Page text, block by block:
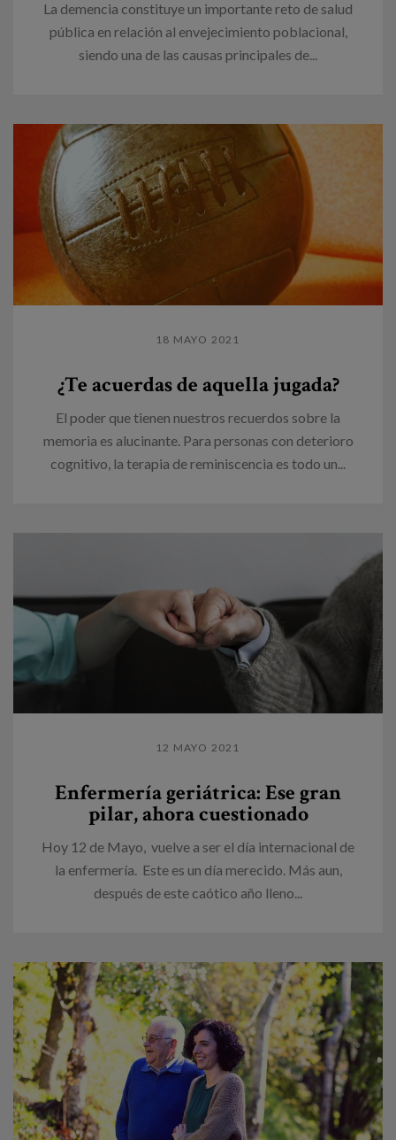
La demencia constituye un importante reto de salud
pública en relación al envejecimiento poblacional,
siendo una de las causas principales de...
18 MAYO 2021
¿Te acuerdas de aquella jugada?
El poder que tienen nuestros recuerdos sobre la
memoria es alucinante. Para personas con deterioro
cognitivo, la terapia de reminiscencia es todo un...
12 MAYO 2021
Enfermería geriátrica: Ese gran
pilar, ahora cuestionado
Hoy 12 de Mayo, vuelve a ser el día internacional de
la enfermería. Este es un día merecido. Más aun,
después de este caótico año lleno...